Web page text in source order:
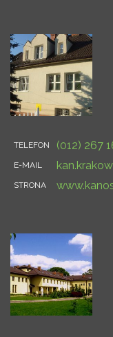
TELEFON (012) 267
E-MAIL
STRONA